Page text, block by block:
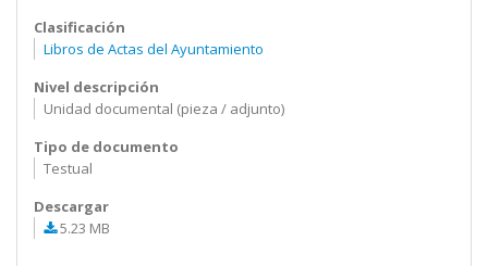
Clasificación
Libros de Actas del Ayuntamiento
Nivel descripción
Unidad documental (pieza / adjunto)
Tipo de documento
Testual
Descargar
5.23 MB